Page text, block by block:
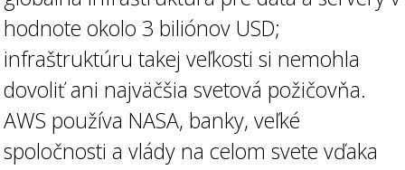
hodnote okolo 3 biliónov USD;
infraštruktúru takej veľkosti si nemohla
dovoliť ani najväčšia svetová požičovňa.
AWS používa NASA, banky, veľké
spoločnosti a vlády na celom svete vďaka